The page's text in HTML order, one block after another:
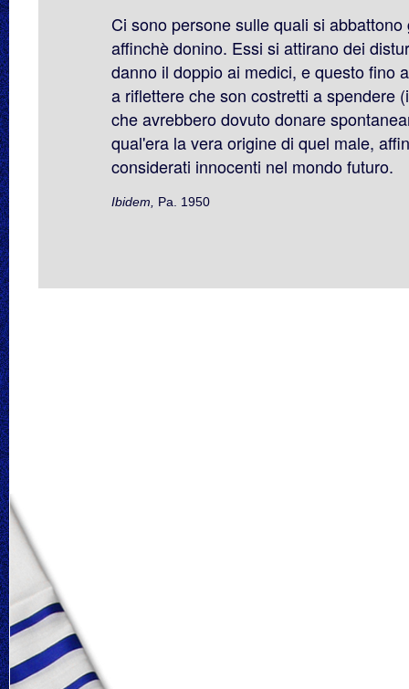
Ci sono persone sulle quali si
affinchè donino. Essi si attirano dei
danno il doppio ai medici, e questo fino
a riflettere che son costretti a spendere
che avrebbero dovuto donare
qual'era la vera origine di quel male,
considerati innocenti nel mondo futuro.
Ibidem, Pa. 1950